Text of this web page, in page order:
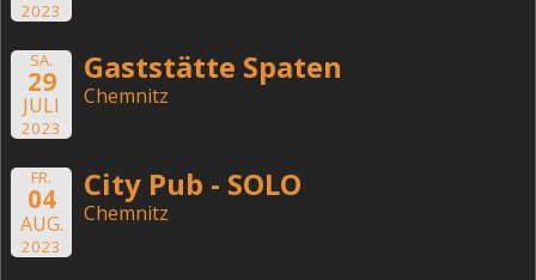
2023
SA.
29
JULI
2023
Gaststätte Spaten
Chemnitz
FR.
04
AUG.
2023
City Pub - SOLO
Chemnitz